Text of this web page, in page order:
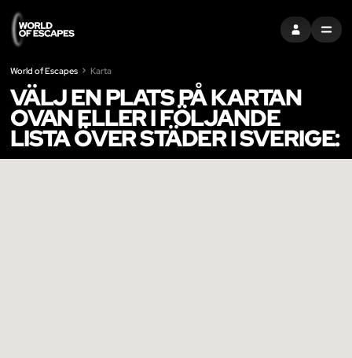
LOGGA INMENU
World of Escapes Karta
VÄLJ EN PLATS PÅ KARTAN
OVAN ELLER I FÖLJANDE
LISTA ÖVER STÄDER I SVERIGE: